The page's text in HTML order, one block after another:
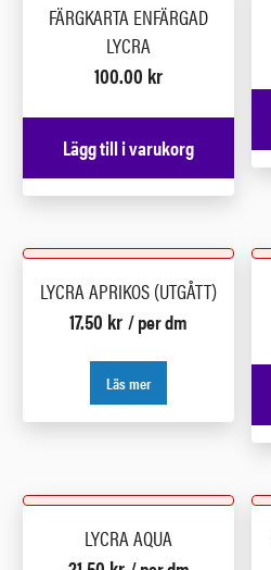
FÄRGKARTA ENFÄRGAD
LYCRA
100.00 kr
Lägg till i varukorg
LYCRA APRIKOS (UTGÅTT)
17.50 kr / per dm
Läs mer
LYCRA AQUA